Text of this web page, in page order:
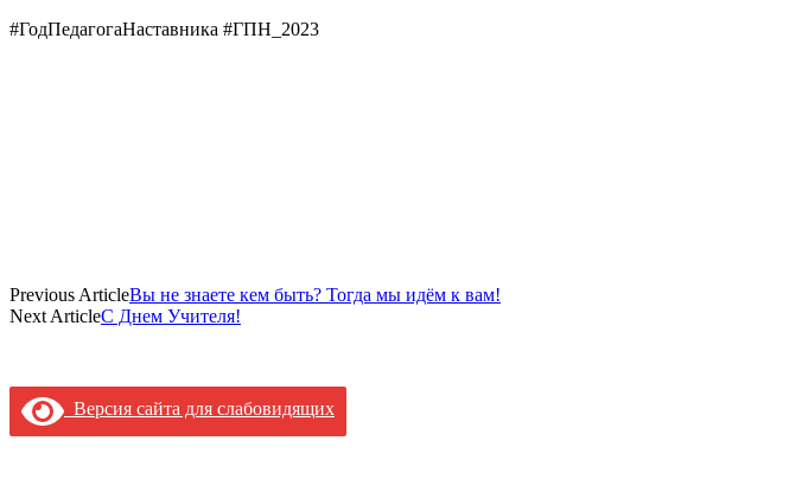
#ГодПедагогаНаставника #ГПН_2023
Previous ArticleВы не знаете кем быть? Тогда мы идём к вам!
Next ArticleС Днем Учителя!
Версия сайта для слабовидящих